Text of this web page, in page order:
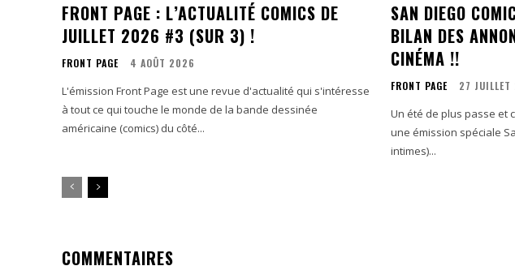
FRONT PAGE : L’ACTUALITÉ COMICS DE
JUILLET 2026 #3 (SUR 3) !
FRONT PAGE 4 AOÛT 2026
L'émission Front Page est une revue d'actualité qui s'intéresse
à tout ce qui touche le monde de la bande dessinée
américaine (comics) du côté...
SAN DIEGO
BILAN DES
CINÉMA !!
FRONT PAGE 27
Un été de plus passe et
une émission spéciale
intimes)...
COMMENTAIRES